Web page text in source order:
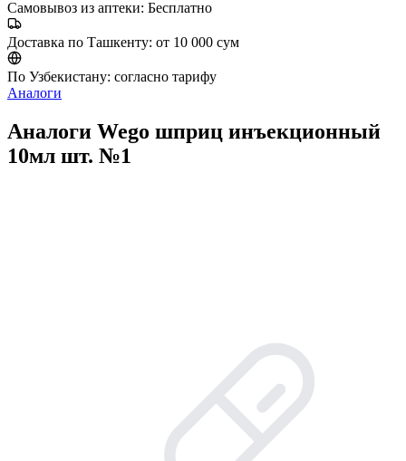
Самовывоз из аптеки: Бесплатно
Доставка по Ташкенту: от 10 000 сум
По Узбекистану: согласно тарифу
Аналоги
Аналоги Wego шприц инъекционный
10мл шт. №1